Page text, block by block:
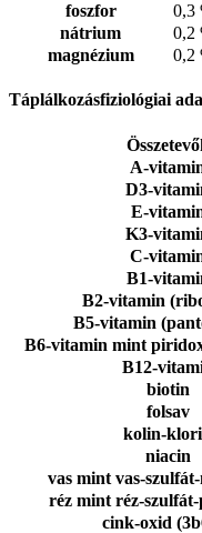
foszfor
0,3
nátrium
0,2
magnézium
0,2
Táplálkozásfiziológiai
A-
D3-
E-
K3-
C-
B1-
B2-vitamin
B5-vitamin
B6-vitamin mint
B12-
biotin
folsav
kolin-
niacin
vas mint vas-
réz mint réz-
cink-oxid